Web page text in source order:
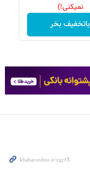
نمیکنی!)
باتخفیف بخر